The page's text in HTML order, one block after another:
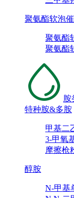
聚氨酯软泡
聚氨酯
聚氨酯
胺
特种胺&多胺
甲基二
3-甲氧
摩擦枪
醇胺
N-甲基